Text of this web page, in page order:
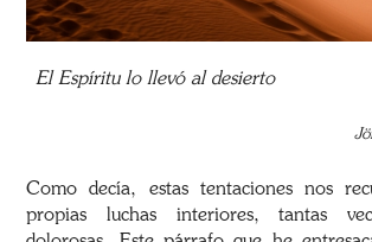
El Espíritu lo llevó al desierto
Como decía, estas tentaciones nos
propias luchas interiores, tantas